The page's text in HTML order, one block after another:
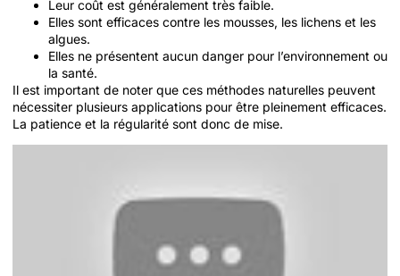
Leur coût est généralement très faible.
Elles sont efficaces contre les mousses, les lichens et les
algues.
Elles ne présentent aucun danger pour l’environnement ou
la santé.
Il est important de noter que ces méthodes naturelles peuvent
nécessiter plusieurs applications pour être pleinement efficaces.
La patience et la régularité sont donc de mise.